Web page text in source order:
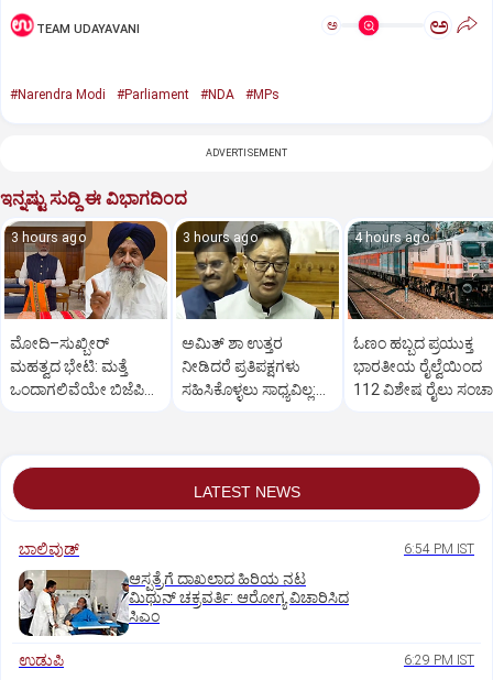
TEAM UDAYAVANI ಅ ಅ
#Narendra Modi #Parliament #NDA #MPs
ADVERTISEMENT
ಇನ್ನಷ್ಟು ಸುದ್ದಿ ಈ ವಿಭಾಗದಿಂದ
3 hours ago
ಮೋದಿ–ಸುಖ್ಬೀರ್
ಮಹತ್ವದ ಭೇಟಿ: ಮತ್ತೆ
ಒಂದಾಗಲಿವೆಯೇ ಬಿಜೆಪಿ–
3 hours ago
ಅಮಿತ್ ಶಾ ಉತ್ತರ
ನೀಡಿದರೆ ಪ್ರತಿಪಕ್ಷಗಳು
ಸಹಿಸಿಕೊಳ್ಳಲು ಸಾಧ್ಯವಿಲ್ಲ:
4 hours ago
ಓಣಂ ಹಬ್ಬದ ಪ್ರಯುಕ್ತ
ಭಾರತೀಯ ರೈಲ್ವೆಯಿಂದ
112 ವಿಶೇಷ ರೈಲು
LATEST NEWS
ಬಾಲಿವುಡ್‌ 6:54 PM IST
ಆಸ್ಪತ್ರೆಗೆ ದಾಖಲಾದ ಹಿರಿಯ ನಟ
ಮಿಥುನ್ ಚಕ್ರವರ್ತಿ: ಆರೋಗ್ಯ ವಿಚಾರಿಸಿದ
ಸಿಎಂ
ಉಡುಪಿ 6:29 PM IST